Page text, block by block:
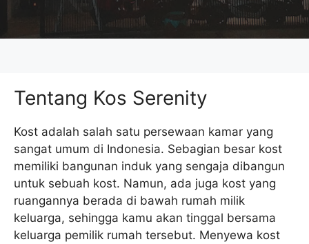
Tentang Kos Serenity
Kost adalah salah satu persewaan kamar yang
sangat umum di Indonesia. Sebagian besar kost
memiliki bangunan induk yang sengaja dibangun
untuk sebuah kost. Namun, ada juga kost yang
ruangannya berada di bawah rumah milik
keluarga, sehingga kamu akan tinggal bersama
keluarga pemilik rumah tersebut. Menyewa kost